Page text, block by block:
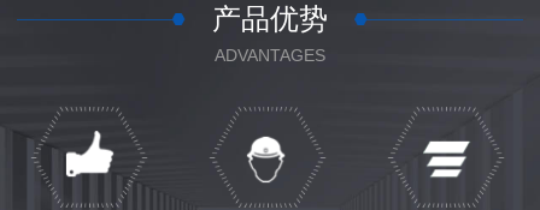
产品优势
ADVANTAGES